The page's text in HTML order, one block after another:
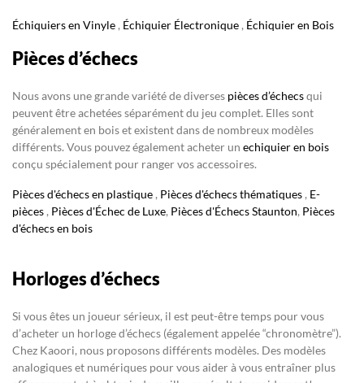
Échiquiers en Vinyle , Échiquier Électronique , Échiquier en Bois
Pièces d’échecs
Nous avons une grande variété de diverses pièces d’échecsqui
peuvent être achetées séparément du jeu complet. Elles sont
généralement en bois et existent dans de nombreux modèles
différents. Vous pouvez également acheter un echiquier en bois
conçu spécialement pour ranger vos accessoires.
Pièces d'échecs en plastique , Pièces d'échecs thématiques , E-
pièces , Pièces d'Échec de Luxe, Pièces d'Échecs Staunton, Pièces
d'échecs en bois
Horloges d’échecs
Si vous êtes un joueur sérieux, il est peut-être temps pour vous
d’acheter un horloge d’échecs (également appelée “chronomètre”).
Chez Kaoori, nous proposons différents modèles. Des modèles
analogiques et numériques pour vous aider à vous entraîner plus